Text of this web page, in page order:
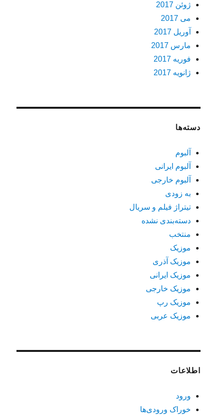
ژوئن 2017
می 2017
آوریل 2017
مارس 2017
فوریه 2017
ژانویه 2017
دسته‌ها
آلبوم
آلبوم ایرانی
آلبوم خارجی
به زودی
تیتراژ فیلم و سریال
دسته‌بندی نشده
منتخب
موزیک
موزیک آذری
موزیک ایرانی
موزیک خارجی
موزیک رپ
موزیک عربی
اطلاعات
ورود
خوراک ورودی‌ها